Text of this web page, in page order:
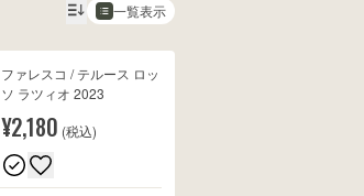
一覧表示
ファレスコ / テルース ロッ
ソ ラツィオ 2023
¥2,180 (税込)